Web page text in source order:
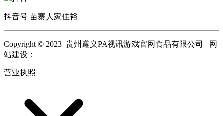
抖音号 苗寨人家佳裕
Copyright © 2023 贵州遵义PA视讯游戏官网食品有限公司 网
站建设：
营业执照